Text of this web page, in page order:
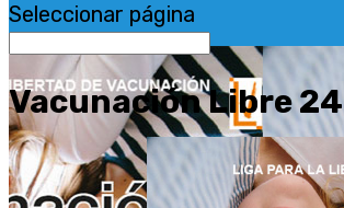
Seleccionar página
Vacunación Libre 24